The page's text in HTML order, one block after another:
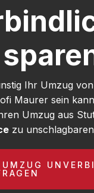
Ihr Umzug
Maurer sein
Umzug aus
zu